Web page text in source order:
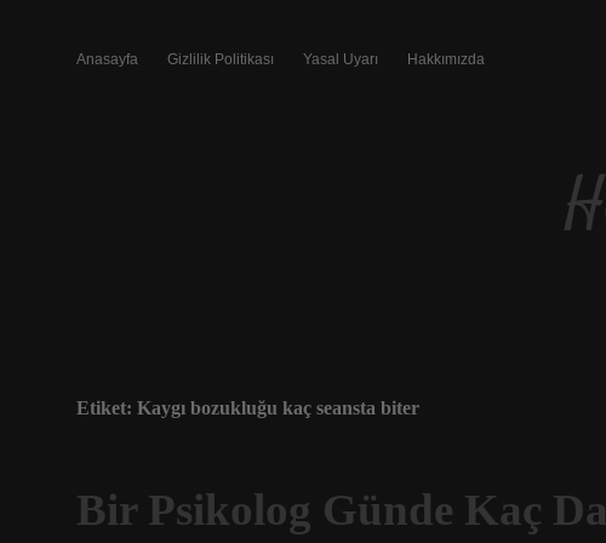
Anasayfa Gizlilik Politikası Yasal Uyarı Hakkımızda
Etiket: Kaygı bozukluğu kaç seansta biter
Bir Psikolog Günde Kaç